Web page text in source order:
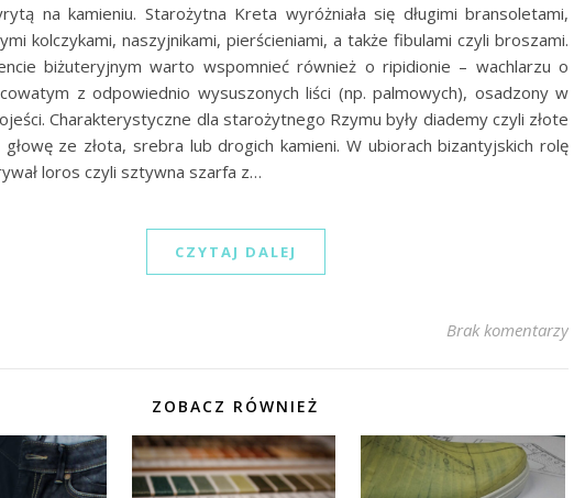
na kamieniu. Starożytna Kreta wyróżniała się długimi bransoletami,
kolczykami, naszyjnikami, pierścieniami, a także fibulami czyli broszami.
biżuteryjnym warto wspomnieć również o ripidionie – wachlarzu o
z odpowiednio wysuszonych liści (np. palmowych), osadzony w
Charakterystyczne dla starożytnego Rzymu były diademy czyli złote
ze złota, srebra lub drogich kamieni. W ubiorach bizantyjskich rolę
loros czyli sztywna szarfa z…
CZYTAJ DALEJ
Brak komentarzy
ZOBACZ RÓWNIEŻ